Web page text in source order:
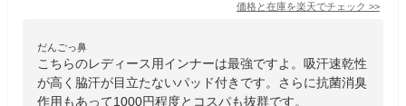
価格と在庫を楽天でチェック >>
だんごっ鼻
こちらのレディース用インナーは最強ですよ。吸汗速乾性
が高く脇汗が目立たないパッド付きです。さらに抗菌消臭
作用もあって1000円程度とコスパも抜群です。